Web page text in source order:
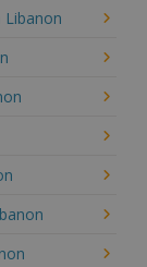
Libanon